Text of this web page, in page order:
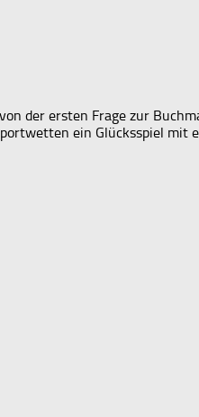
der ersten Frage zur
ein Glücksspiel mit